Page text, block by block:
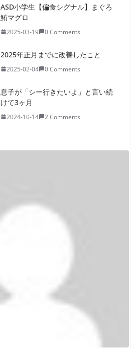
ASD小学生【偏食シグナル】まぐろ
鮪マグロ
2025-03-19 0 Comments
2025年正月までに改善したこと
2025-02-04 0 Comments
息子が「シー行きたいよ」と言い続
けて3ヶ月
2024-10-14 2 Comments